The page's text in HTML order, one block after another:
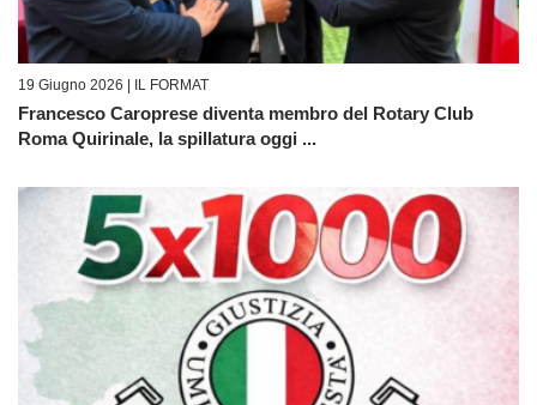
19 Giugno 2026 | IL FORMAT
Francesco Caroprese diventa membro del Rotary Club
Roma Quirinale, la spillatura oggi ...